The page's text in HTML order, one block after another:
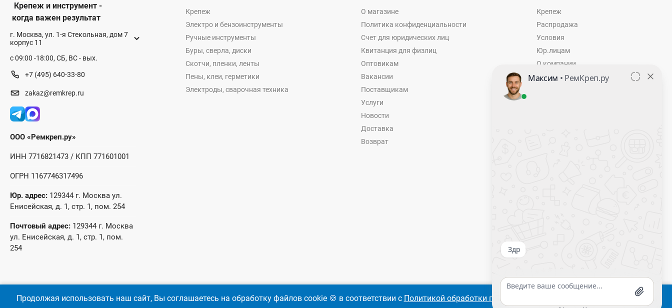
Крепеж и инструмент -
когда важен результат
г. Москва, ул. 1-я Стекольная, дом 7
корпус 11
с 09:00 -18:00, СБ, ВС - вых.
+7 (495) 640-33-80
zakaz@remkrep.ru
ООО «Ремкреп.ру»
ИНН 7716821473 / КПП 771601001
ОГРН 1167746317496
Юр. адрес: 129344 г. Москва ул.
Енисейская, д. 1, стр. 1, пом. 254
Почтовый адрес: 129344 г. Москва
ул. Енисейская, д. 1, стр. 1, пом.
254
Крепеж
Электро и бензоинструменты
Ручные инструменты
Буры, сверла, диски
Скотчи, пленки, ленты
Пены, клеи, герметики
Электроды, сварочная техника
О магазине
Политика конфиденциальности
Счет для юридических лиц
Квитанция для физлиц
Оптовикам
Вакансии
Поставщикам
Услуги
Новости
Доставка
Возврат
Крепеж
Распродажа
Условия
Юр.лицам
О компании
Контакты
Продолжая использовать наш сайт, Вы соглашаетесь на обработку файлов cookie 🍪 в соответствии с Политикой обработки персональных
Согласиться Подробнее